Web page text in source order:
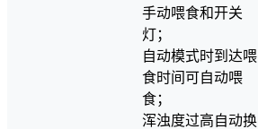
手动喂食和开关
灯；
自动模式时到达喂
食时间可自动喂
食；
浑浊度过高自动换